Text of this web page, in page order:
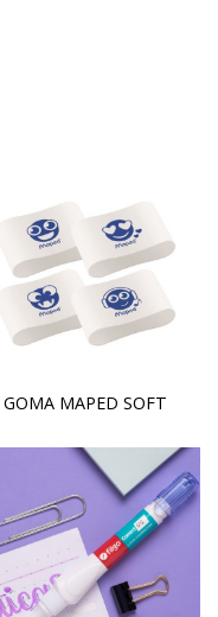
GOMA MAPED SOFT